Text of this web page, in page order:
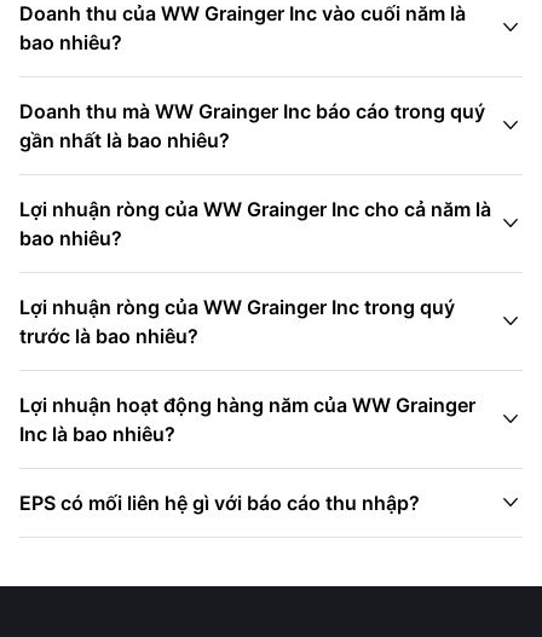
Doanh thu của WW Grainger Inc vào cuối năm là
bao nhiêu?

Doanh thu mà WW Grainger Inc báo cáo trong quý
gần nhất là bao nhiêu?

Lợi nhuận ròng của WW Grainger Inc cho cả năm là
bao nhiêu?

Lợi nhuận ròng của WW Grainger Inc trong quý
trước là bao nhiêu?

Lợi nhuận hoạt động hàng năm của WW Grainger
Inc là bao nhiêu?

EPS có mối liên hệ gì với báo cáo thu nhập? 